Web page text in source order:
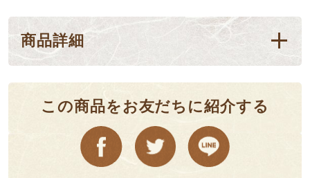
商品詳細
この商品をお友だちに紹介する